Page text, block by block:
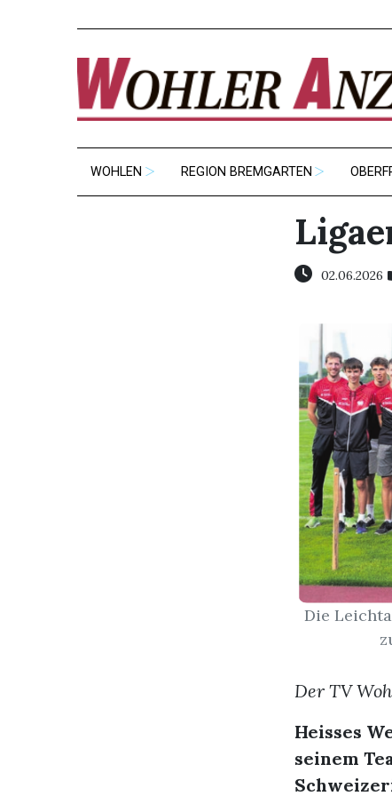
WOHLEN REGION BREMGARTEN
02.06.2026
Die
Der TV
Heisses
seinem